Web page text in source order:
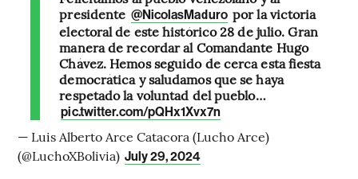
presidente @NicolasMaduro por la victoria
electoral de este histórico 28 de julio. Gran
manera de recordar al Comandante Hugo
Chávez. Hemos seguido de cerca esta fiesta
democrática y saludamos que se haya
respetado la voluntad del pueblo…
pic.twitter.com/pQHx1Xvx7n
— Luis Alberto Arce Catacora (Lucho Arce)
(@LuchoXBolivia) July 29, 2024